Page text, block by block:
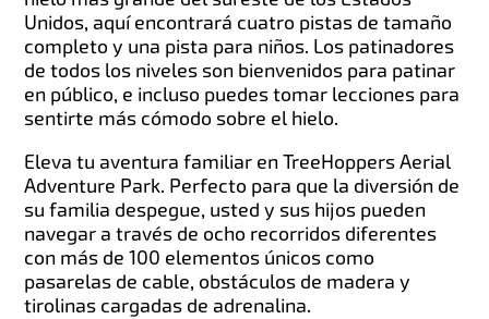
Unidos, aquí encontrará cuatro pistas de tamaño
completo y una pista para niños. Los patinadores
de todos los niveles son bienvenidos para patinar
en público, e incluso puedes tomar lecciones para
sentirte más cómodo sobre el hielo.
Eleva tu aventura familiar en TreeHoppers Aerial
Adventure Park. Perfecto para que la diversión de
su familia despegue, usted y sus hijos pueden
navegar a través de ocho recorridos diferentes
con más de 100 elementos únicos como
pasarelas de cable, obstáculos de madera y
tirolinas cargadas de adrenalina.